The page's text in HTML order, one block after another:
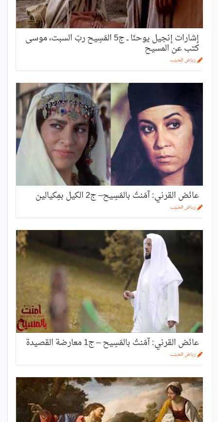
إشارات إنجيل يوحنّا ــ ج5 المَسِيح ربّ السبت، موسى
كتب عن المسيح
رياض الحبيّب
عائض القرني: آمَنتُ بالمَسِيح– ج2 الكيل بمِكيالين
رياض الحبيّب
عائض القرني: آمَنتُ بالمَسِيح – ج1 معارضة القصيدة
رياض الحبيّب